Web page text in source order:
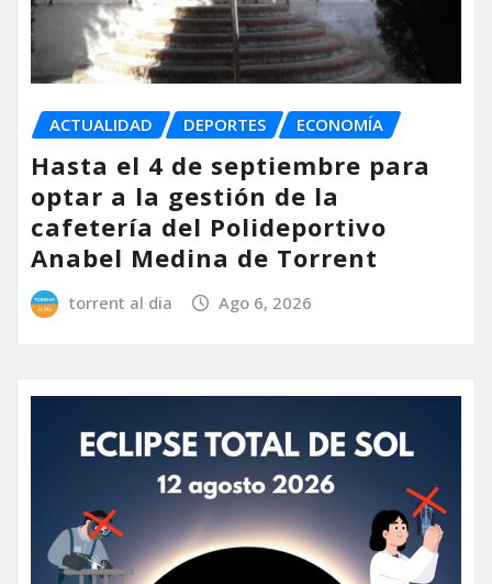
ACTUALIDAD DEPORTES ECONOMÍA
Hasta el 4 de septiembre para
optar a la gestión de la
cafetería del Polideportivo
Anabel Medina de Torrent
torrent al dia Ago 6, 2026